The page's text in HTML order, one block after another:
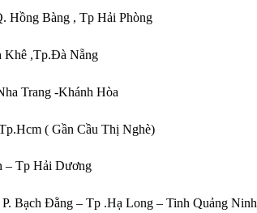
Hồng Bàng , Tp Hải Phòng
Khê ,Tp.Đà Nẵng
Trang -Khánh Hòa
( Gần Cầu Thị Nghè)
– Tp Hải Dương
Bạch Đằng – Tp .Hạ Long – Tinh Quảng Ninh